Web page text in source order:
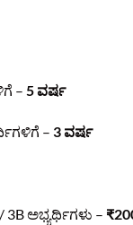
–5 ವರ್ಷ
–3 ವರ್ಷ
3B ಅಭ್ಯರ್ಥಿಗಳು –